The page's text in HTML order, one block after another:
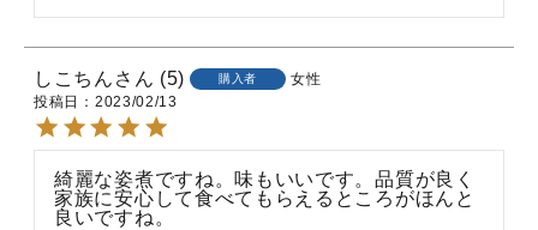
しこちん 5 購入者
女性
投稿日
2023/02/13
綺麗な姿煮ですね。味もいいです。品質が良く
家族に安心して食べてもらえるところがほんと
良いですね。